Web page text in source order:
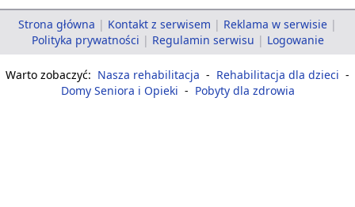
Strona główna | Kontakt z serwisem | Reklama w serwisie |
Polityka prywatności | Regulamin serwisu | Logowanie
Warto zobaczyć: Nasza rehabilitacja - Rehabilitacja dla dzieci -
Domy Seniora i Opieki - Pobyty dla zdrowia